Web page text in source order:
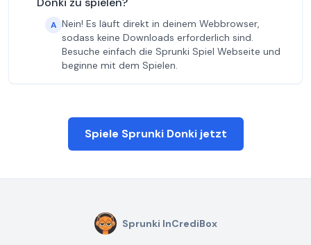
A Nein! Es läuft direkt in deinem Webbrowser,
sodass keine Downloads erforderlich sind.
Besuche einfach die Sprunki Spiel Webseite und
beginne mit dem Spielen.
Spiele Sprunki Donki jetzt
Sprunki InCrediBox